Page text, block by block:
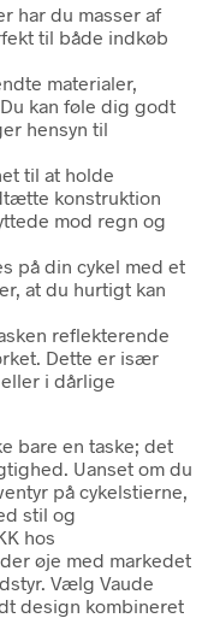
har du masser af
til både indkøb
materialer,
kan føle dig godt
hensyn til
til at holde
konstruktion
mod regn og
på din cykel med et
at du hurtigt kan
reflekterende
Dette er især
i dårlige
bare en taske; det
Uanset om du
på cykelstierne,
stil og
hos
øje med markedet
Vælg Vaude
design kombineret